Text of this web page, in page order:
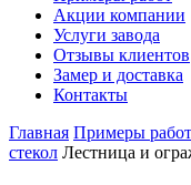
Акции компании
Услуги завода
Отзывы клиентов
Замер и доставка
Контакты
Главная Примеры работ
стекол Лестница и